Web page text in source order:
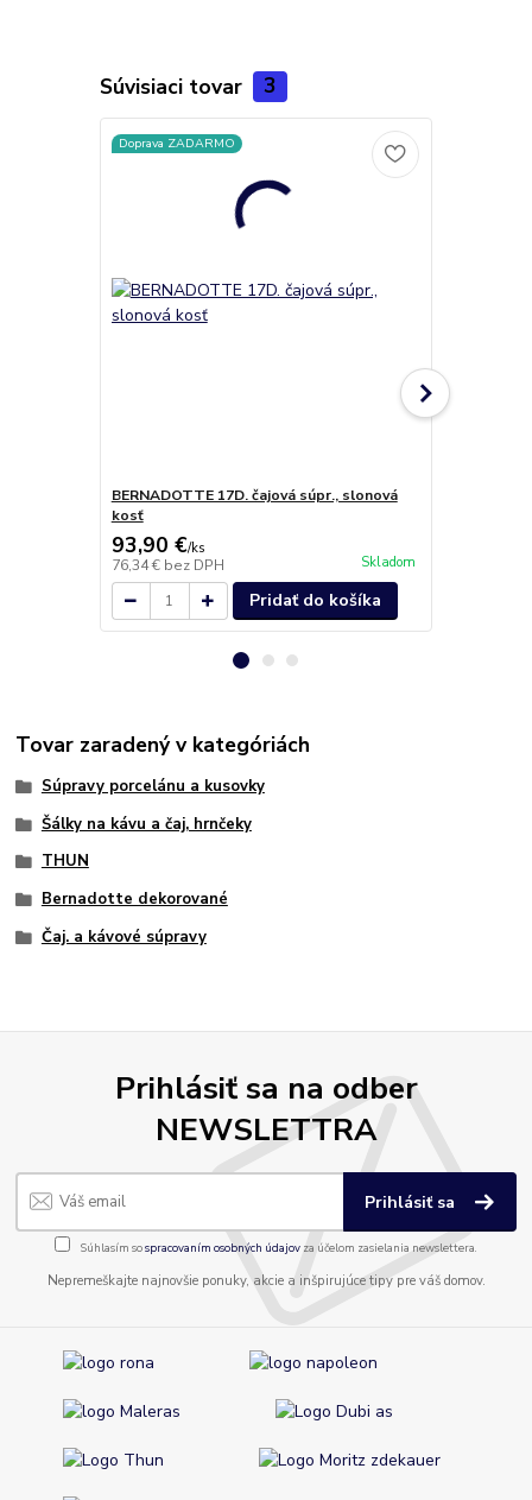
Súvisiaci tovar 3
Doprava ZADARMO
BERNADOTTE 17D. čajová súpr., slonová
kosť
93,90 €/ks
76,34 € bez DPH Skladom
Pridať do košíka
Tovar zaradený v kategóriách
Súpravy porcelánu a kusovky
Šálky na kávu a čaj, hrnčeky
THUN
Bernadotte dekorované
Čaj. a kávové súpravy
Prihlásiť sa na odber
NEWSLETTRA
Prihlásiť sa
Súhlasím sospracovaním osobných údajov za účelom zasielania newslettera.
Nepremeškajte najnovšie ponuky, akcie a inšpirujúce tipy pre váš domov.